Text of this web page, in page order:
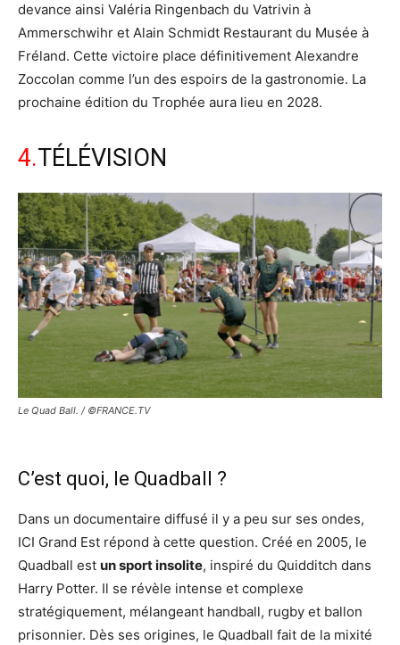
devance ainsi Valéria Ringenbach du Vatrivin à
Ammerschwihr et Alain Schmidt Restaurant du Musée à
Fréland. Cette victoire place définitivement Alexandre
Zoccolan comme l’un des espoirs de la gastronomie. La
prochaine édition du Trophée aura lieu en 2028.
4.TÉLÉVISION
Le Quad Ball. / ©FRANCE.TV
C’est quoi, le Quadball ?
Dans un documentaire diffusé il y a peu sur ses ondes,
ICI Grand Est répond à cette question. Créé en 2005, le
Quadball est un sport insolite, inspiré du Quidditch dans
Harry Potter. Il se révèle intense et complexe
stratégiquement, mélangeant handball, rugby et ballon
prisonnier. Dès ses origines, le Quadball fait de la mixité